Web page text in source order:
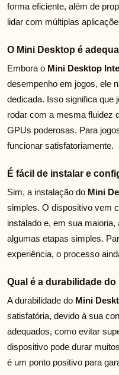
forma eficiente, além de
lidar com múltiplas
O Mini Desktop é
Embora o Mini Desktop
desempenho em jogos, ele
dedicada. Isso significa que
rodar com a mesma fluidez
GPUs poderosas. Para
funcionar satisfatoriamente.
É fácil de instalar e
Sim, a instalação do Mini
simples. O dispositivo vem
instalado e, em sua
algumas etapas simples.
experiência, o processo
Qual é a durabilidade
A durabilidade do Mini
satisfatória, devido à sua
adequados, como evitar
dispositivo pode durar
é um ponto positivo para